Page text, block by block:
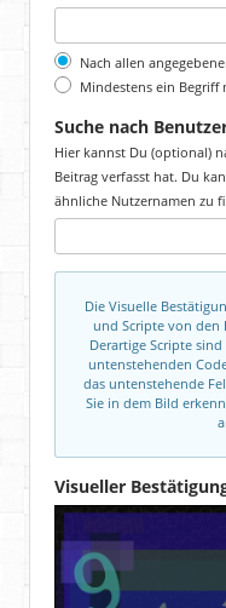
Nach allen
Mindestens ein Begriff
Suche nach
Hier kannst Du (optional)
Beitrag verfasst hat. Du
ähnliche Nutzernamen zu
Die Visuelle
und Scripte von den
Derartige Scripte
untenstehenden
das untenstehende
Sie in dem Bild
Visueller